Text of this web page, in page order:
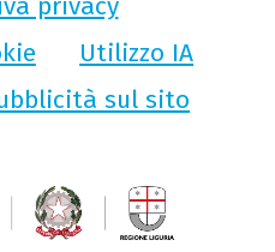
privacy
Utilizzo IA
sul sito